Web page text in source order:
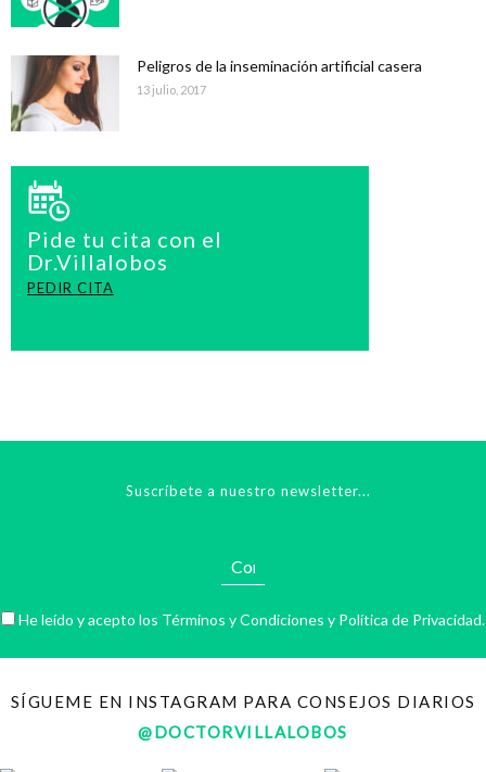
Peligros de la inseminación artificial casera
13 julio, 2017
Pide tu cita con el
Dr.Villalobos
PEDIR CITA
Suscríbete a nuestro newsletter...
He leído y acepto los Términos y Condiciones y Política de Privacidad.
SÍGUEME EN INSTAGRAM PARA CONSEJOS DIARIOS
@DOCTORVILLALOBOS